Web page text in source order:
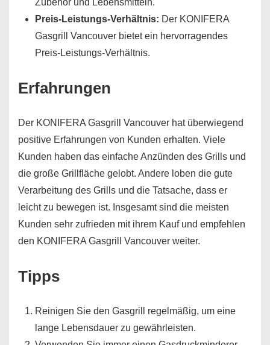
Zubehör und Lebensmitteln.
Preis-Leistungs-Verhältnis: Der KONIFERA
Gasgrill Vancouver bietet ein hervorragendes
Preis-Leistungs-Verhältnis.
Erfahrungen
Der KONIFERA Gasgrill Vancouver hat überwiegend
positive Erfahrungen von Kunden erhalten. Viele
Kunden haben das einfache Anzünden des Grills und
die große Grillfläche gelobt. Andere loben die gute
Verarbeitung des Grills und die Tatsache, dass er
leicht zu bewegen ist. Insgesamt sind die meisten
Kunden sehr zufrieden mit ihrem Kauf und empfehlen
den KONIFERA Gasgrill Vancouver weiter.
Tipps
Reinigen Sie den Gasgrill regelmäßig, um eine
lange Lebensdauer zu gewährleisten.